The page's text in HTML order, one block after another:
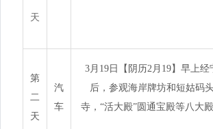
天
第
二
天
汽
车
3月19日【阴历2月19】早上
后，参观海岸牌坊和短姑码
寺，“活大殿”圆通宝殿等八大